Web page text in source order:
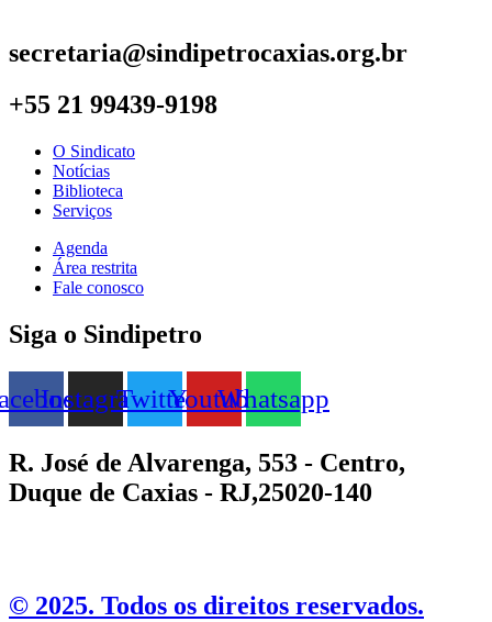
secretaria@sindipetrocaxias.org.br
+55 21 99439-9198
O Sindicato
Notícias
Biblioteca
Serviços
Agenda
Área restrita
Fale conosco
Siga o Sindipetro
InstagramTwitterYoutubeWhatsapp
R. José de Alvarenga, 553 - Centro,
Duque de Caxias - RJ,25020-140
©️ 2025. Todos os direitos reservados.